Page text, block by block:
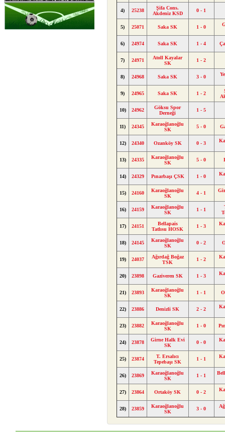
4) 25238
Şifa Cons.
Akdeniz KSD
0 - 1
5) 25071 Saka SK 1 - 0
6) 24974 Saka SK 1 - 4
7) 24971
Atoll Kayalar
SK
1 - 2
8) 24968 Saka SK 3 - 0
9) 24965 Saka SK 1 - 2
10) 24962
Göksu Spor
Derneği
1 - 5
11) 24345
Karaoğlanoğlu
SK
5 - 0
12) 24340 Ozanköy SK 0 - 3
13) 24335
Karaoğlanoğlu
SK
5 - 0
14) 24329 Pınarbaşı ÇSK 1 - 0
15) 24160
Karaoğlanoğlu
SK
4 - 1
16) 24159
Karaoğlanoğlu
SK
1 - 1
17) 24151
Bellapais
Tatlısu HOSK
1 - 3
18) 24145
Karaoğlanoğlu
SK
0 - 2
19) 24037
Ağırdağ Boğaz
TSK
1 - 2
20) 23898 Gaziveren SK 1 - 3
21) 23893
Karaoğlanoğlu
SK
1 - 1
22) 23886 Denizli SK 2 - 2
23) 23882
Karaoğlanoğlu
SK
1 - 0
24) 23878
Girne Halk Evi
SK
0 - 0
25) 23874
T. Ersalıcı
Tepebaşı SK
1 - 1
26) 23869
Karaoğlanoğlu
SK
1 - 1
27) 23864 Ortaköy SK 0 - 2
28) 23859
Karaoğlanoğlu
SK
3 - 0